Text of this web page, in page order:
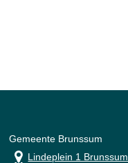
Gemeente Brunssum
Lindeplein 1 Brunssum